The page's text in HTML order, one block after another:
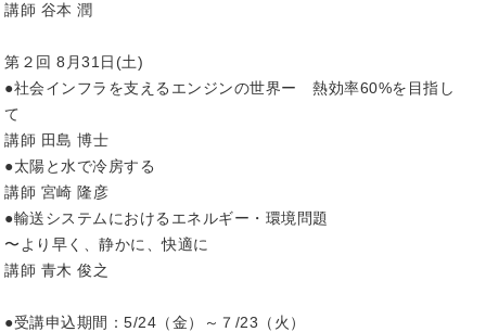
講師 谷本 潤
第２回 8月31日(土)
●社会インフラを支えるエンジンの世界ー 熱効率60%を目指し
て
講師 田島 博士
●太陽と水で冷房する
講師 宮崎 隆彦
●輸送システムにおけるエネルギー・環境問題
〜より早く、静かに、快適に
講師 青木 俊之
●受講申込期間：5/24（金）～７/23（火）